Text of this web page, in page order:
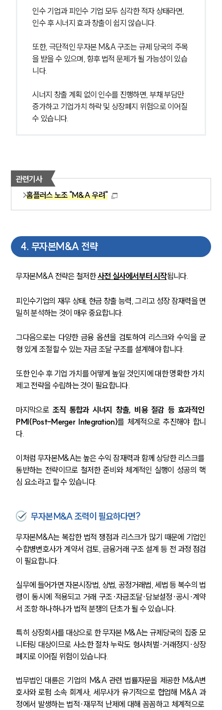
인수 기업과 피인수 기업 모두 심각한 적자 상태라면,
인수 후 시너지 효과 창출이 쉽지 않습니다.
또한, 극단적인 무자본 M&A 구조는 규제 당국의 주목
을 받을 수 있으며, 향후 법적 문제가 될 가능성이 있습
니다.
시너지 창출 계획 없이 인수를 진행하면, 부채 부담만
증가하고 기업가치 하락 및 상장폐지 위험으로 이어질
수 있습니다.
관련기사
홈플러스 노조 "M&A 우려"
4. 무자본M&A 전략
무자본M&A 전략은 철저한 사전 실사에서부터 시작됩니다.
피인수기업의 재무 상태, 현금 창출 능력, 그리고 성장 잠재력을 면
밀히 분석하는 것이 매우 중요합니다.
그다음으로는 다양한 금융 옵션을 검토하여 리스크와 수익을 균
형 있게 조절할 수 있는 자금 조달 구조를 설계해야 합니다.
또한 인수 후 기업 가치를 어떻게 높일 것인지에 대한 명확한 가치
제고 전략을 수립하는 것이 필요합니다.
마지막으로 조직 통합과 시너지 창출, 비용 절감 등 효과적인
PMI(Post-Merger Integration)를 체계적으로 추진해야 합니
다.
이처럼 무자본M&A는 높은 수익 잠재력과 함께 상당한 리스크를
동반하는 전략이므로 철저한 준비와 체계적인 실행이 성공의 핵
심 요소라고 할 수 있습니다.
무자본M&A 조력이 필요하다면?
무자본M&A는 복잡한 법적 쟁점과 리스크가 많기 때문에 기업인
수합병변호사가 계약서 검토, 금융거래 구조 설계 등 전 과정 점검
이 필요합니다.
실무에 들어가면 자본시장법, 상법, 공정거래법, 세법 등 복수의 법
령이 동시에 적용되고 거래 구조·자금조달·담보설정·공시·계약
서 조항 하나하나가 법적 분쟁의 단초가 될 수 있습니다.
특히 상장회사를 대상으로 한 무자본 M&A는 규제당국의 집중 모
니터링 대상이므로 사소한 절차 누락도 형사처벌·거래정지·상장
폐지로 이어질 위험이 있습니다.
법무법인 대륜은 기업의 M&A 관련 법률자문을 제공한 M&A변
호사와 로펌 소속 회계사, 세무사가 유기적으로 협업해 M&A 과
정에서 발생하는 법적·재무적 난제에 대해 꼼꼼하고 체계적으로